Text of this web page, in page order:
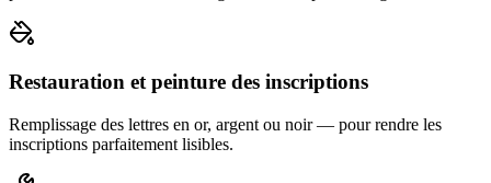
Restauration et peinture des inscriptions
Remplissage des lettres en or, argent ou noir — pour rendre les
inscriptions parfaitement lisibles.